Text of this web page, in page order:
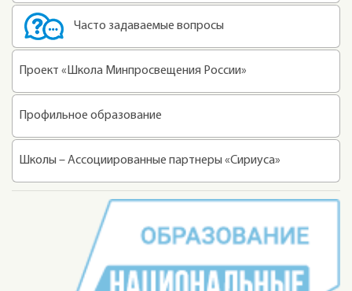
Часто задаваемые вопросы
Проект «Школа Минпросвещения России»
Профильное образование
Школы – Ассоциированные партнеры «Сириуса»